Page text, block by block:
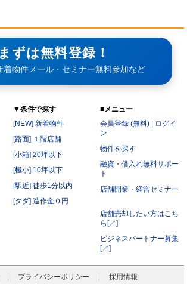
まずは無料登録！
着物件メール・セミナー無料参加など
▼条件で探す
[NEW] 新着物件
[路面] １階店舗
[小箱] 20坪以下
[極小] 10坪以下
[駅近] 徒歩1分以内
[タダ] 造作金０円
■メニュー
会員登録 (無料)
ログイ
ン
物件を探す
融資・借入れ無料サポー
ト
店舗開業・経営セミナー
店舗売却したい方はこち
ら[↗]
ビジネスパートナー募集
[↗]
プライバシーポリシー 採用情報